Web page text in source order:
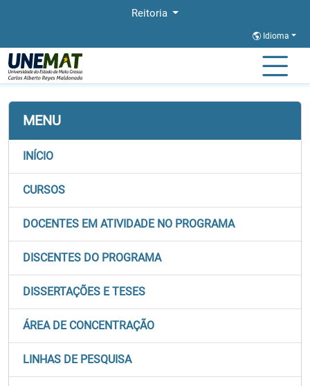
Reitoria
Idioma
Página Inicial
MENU
INÍCIO
CURSOS
DOCENTES EM ATIVIDADE NO PROGRAMA
DISCENTES DO PROGRAMA
DISSERTAÇÕES E TESES
ÁREA DE CONCENTRAÇÃO
LINHAS DE PESQUISA